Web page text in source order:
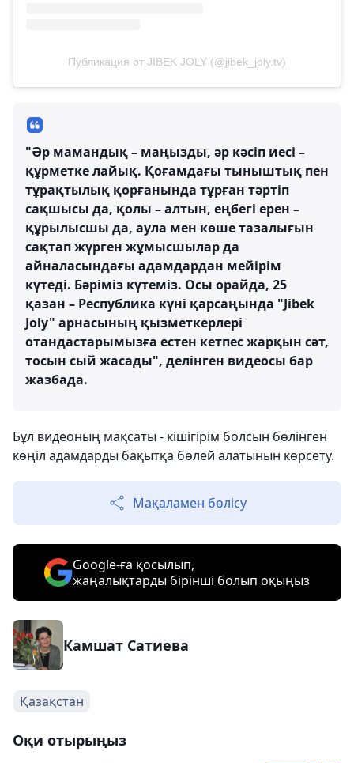
Публикация от JIBEK JOLY (@jibek_joly.tv)
"Әр мамандық – маңызды, әр кәсіп иесі –
құрметке лайық. Қоғамдағы тыныштық пен
тұрақтылық қорғанында тұрған тәртіп
сақшысы да, қолы – алтын, еңбегі ерен –
құрылысшы да, аула мен көше тазалығын
сақтап жүрген жұмысшылар да
айналасындағы адамдардан мейірім
күтеді. Бәріміз күтеміз. Осы орайда, 25
қазан – Республика күні қарсаңында "Jibek
Joly" арнасының қызметкерлері
отандастарымызға естен кетпес жарқын сәт,
тосын сый жасады", делінген видеосы бар
жазбада.
Бұл видеоның мақсаты - кішігірім болсын бөлінген
көңіл адамдарды бақытқа бөлей алатынын көрсету.
Мақаламен бөлісу
Google-ға қосылып,
жаңалықтарды бірінші болып оқыңыз
Камшат Сатиева
Қазақстан
Оқи отырыңыз